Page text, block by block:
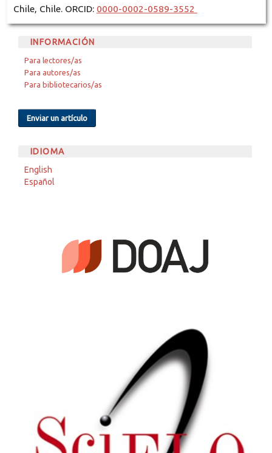
Chile, Chile. ORCID: 0000-0002-0589-3552
INFORMACIÓN
Para lectores/as
Para autores/as
Para bibliotecarios/as
Enviar un artículo
IDIOMA
English
Español